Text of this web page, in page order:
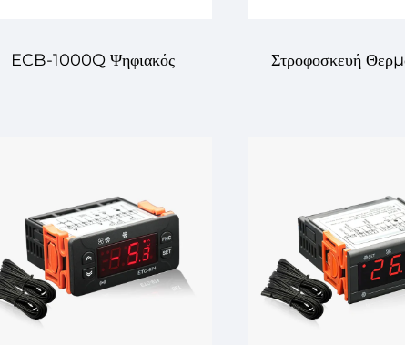
ECB-1000Q Ψηφιακός
Λύση Ελέγχου Θερμοκρασίας
για Βιομηχανική και
Στροφοσκευή
Έλεγχος
Διάφορες